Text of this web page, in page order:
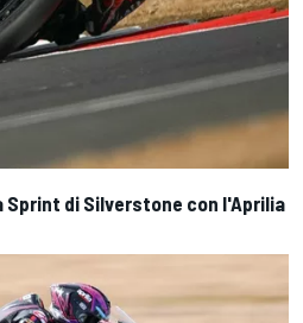
Sprint di Silverstone con l'Aprilia